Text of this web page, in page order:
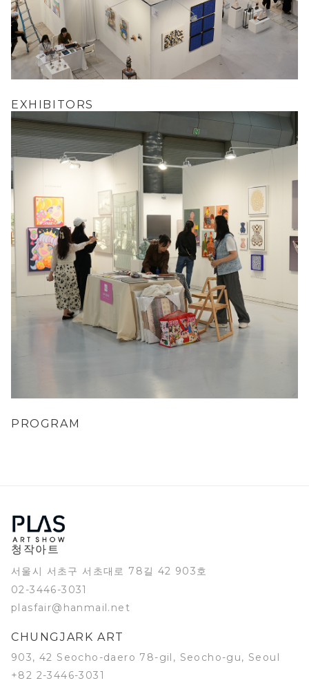
EXHIBITORS
PROGRAM
청작아트
서울시 서초구 서초대로 78길 42 903호
02-3446-3031
plasfair@hanmail.net
CHUNGJARK ART
903, 42 Seocho-daero 78-gil, Seocho-gu, Seoul
+82 2-3446-3031